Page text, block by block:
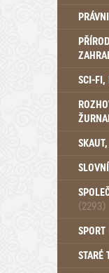
SCI-FI,
UFO
(2293)
SPORT
STARÉ